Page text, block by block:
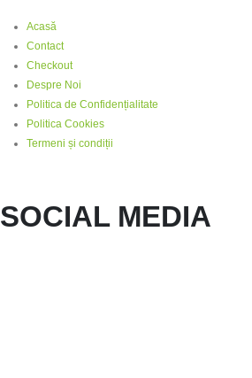
Acasă
Contact
Checkout
Despre Noi
Politica de Confidențialitate
Politica Cookies
Termeni și condiții
SOCIAL MEDIA